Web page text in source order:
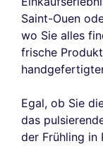
Saint-Ouen
wo Sie alles
frische
Egal, ob Sie
das
der Frühling in